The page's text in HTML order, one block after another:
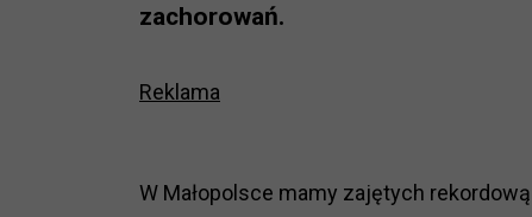
zachorowań.
Reklama
W Małopolsce mamy zajętych